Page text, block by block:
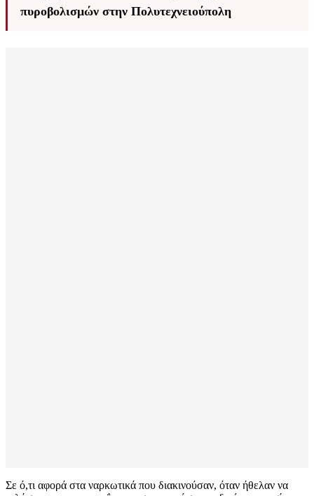
πυροβολισμών στην Πολυτεχνειούπολη
Σε ό,τι αφορά στα ναρκωτικά που διακινούσαν, όταν ήθελαν να